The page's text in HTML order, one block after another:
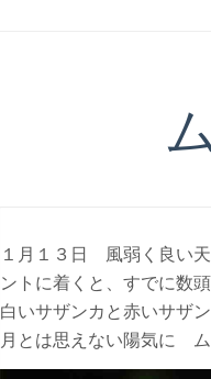
１月１３日 風弱く良い
ントに着くと、すでに数
白いサザンカと赤いサザ
月とは思えない陽気に